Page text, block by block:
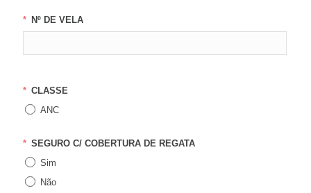
Nº DE VELA
CLASSE
ANC
SEGURO C/ COBERTURA DE REGATA
Sim
Não